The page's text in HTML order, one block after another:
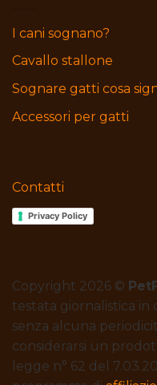
I cani sognano?
Cavallo stallone
Sognare gatti cosa
Accessori per gatti
Contatti
Privacy Policy
Copyright 2026 ©
testata giornalistica
senza alcuna
considerarsi un
legge n° 62 del